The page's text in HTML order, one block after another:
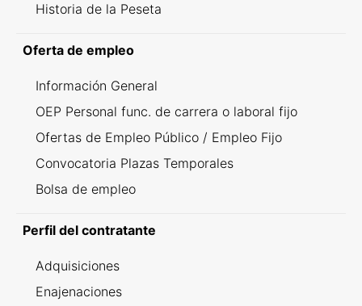
Historia de la Peseta
Oferta de empleo
Información General
OEP Personal func. de carrera o laboral fijo
Ofertas de Empleo Público / Empleo Fijo
Convocatoria Plazas Temporales
Bolsa de empleo
Perfil del contratante
Adquisiciones
Enajenaciones